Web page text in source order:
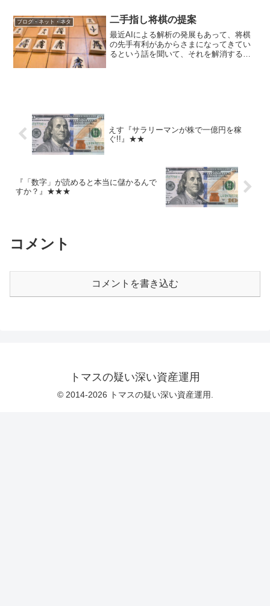
味：夜の闇はすっかり明けた。星が消え
てゆくなか、舟を浮かべ、夢...
ブログ・ネット・ネタ 二手指し将棋の提案
最近AIによる解析の発展もあって、将棋
の先手有利があからさまになってきてい
るという話を聞いて、それを解消するた
えす『サラリーマンが株で一億円を稼
ぐ!!』★★
『「数字」が読めると本当に儲かるんで
すか？』★★★
コメント
コメントを書き込む
トマスの疑い深い資産運用
© 2014-2026 トマスの疑い深い資産運用.